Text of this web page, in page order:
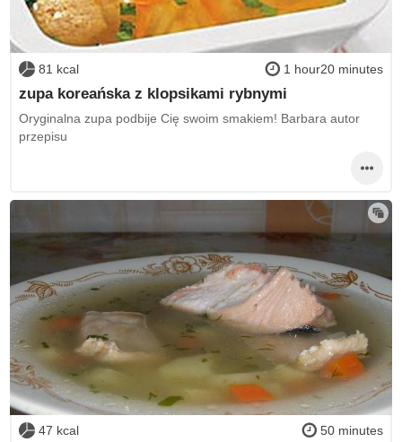
81 kcal 1 hour20 minutes
zupa koreańska z klopsikami rybnymi
Oryginalna zupa podbije Cię swoim smakiem! Barbara autor
przepisu
47 kcal 50 minutes